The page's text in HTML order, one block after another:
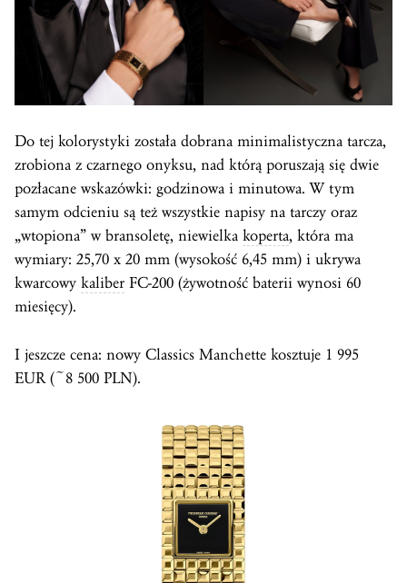
Do tej kolorystyki została dobrana minimalistyczna tarcza,
zrobiona z czarnego onyksu, nad którą poruszają się dwie
pozłacane wskazówki: godzinowa i minutowa. W tym
samym odcieniu są też wszystkie napisy na tarczy oraz
„wtopiona” w bransoletę, niewielka koperta, która ma
wymiary: 25,70 x 20 mm (wysokość 6,45 mm) i ukrywa
kwarcowy kaliber FC-200 (żywotność baterii wynosi 60
miesięcy).
I jeszcze cena: nowy Classics Manchette kosztuje 1 995
EUR (~8 500 PLN).